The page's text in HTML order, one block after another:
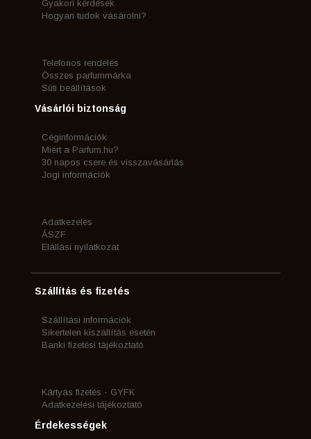
Gyakori kérdések
Hogyan tudok vásárolni?
Telefonos rendelés
Összes parfummárka
Süti beállítások
Vásárlói biztonság
Céginformációk
Miért a Parfum.hu?
30 napos csere és visszavásárlás
Jogi információk
Adatkezelés
ÁSZF
Elállási nyilatkozat
Szállítás és fizetés
Szállítási információk
Sikertelen kiszállítás esetén
Banki fizetési tájékoztató
Kártyás fizetés - GYFK
Adatkezelési tájékoztató
Érdekességek